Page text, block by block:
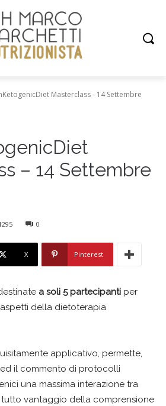
Masterclass - 14 Settembre
– 14 Settembre
0
X Pinterest
a soli 5 partecipanti per
della dietoterapia
applicativo, permette,
il commento di protocolli
una massima interazione tra
vantaggio della comprensione